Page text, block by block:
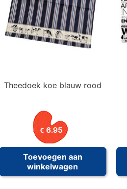
Theedoek koe blauw rood
€ 6.95
Toevoegen aan
winkelwagen